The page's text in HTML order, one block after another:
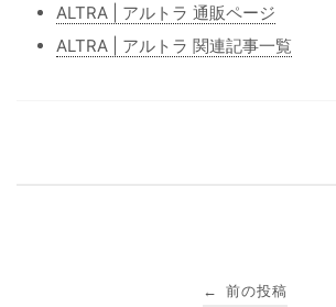
ALTRA | アルトラ 通販ページ
ALTRA | アルトラ 関連記事一覧
← 前の投稿